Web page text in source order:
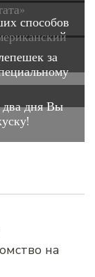
способов
за
два дня Вы
на